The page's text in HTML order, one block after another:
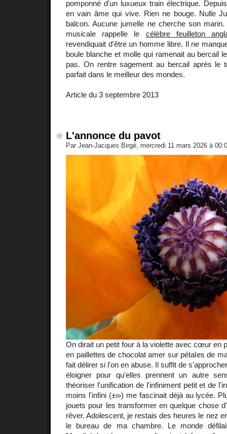
pomponné d'un luxueux train électrique.
en vain âme qui vive. Rien ne bouge. Nulle
balcon. Aucune jumelle ne cherche son
musicale rappelle le célèbre feuilleton
revendiquait d'être un homme libre. Il ne
boule blanche et molle qui ramenait au bercail
pas. On rentre sagement au bercail après le
parfait dans le meilleur des mondes.
Article du 3 septembre 2013
L'annonce du pavot
Par Jean-Jacques Birgé, mercredi 11 mars 2026 à
On dirait un petit four à la violette avec cœur en
en paillettes de chocolat amer sur pétales de
fait délirer si l'on en abuse. Il suffit de
éloigner pour qu'elles prennent un autre
théoriser l'unification de l'infiniment petit et de
moins l'infini (±∞) me fascinait déjà au lycée.
jouets pour les transformer en quelque chose
rêver. Adolescent, je restais des heures le nez
le bureau de ma chambre. Le monde